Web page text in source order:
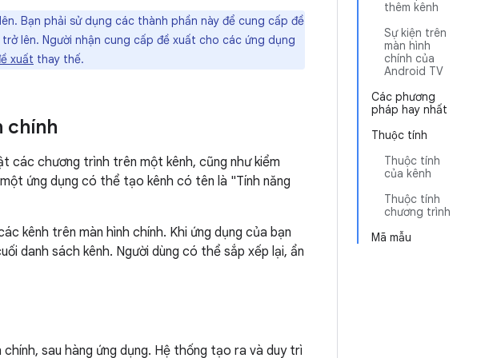
thêm kênh
Sự kiện trên
màn hình
chính của
Android TV
Các phương
pháp hay nhất
Thuộc tính
Thuộc tính
của kênh
Thuộc tính
chương trình
Mã mẫu
Bạn phải sử dụng các thành phần này để cung cấp đề
lên. Người nhận cung cấp đề xuất cho các ứng dụng
xuất thay thế.
chính
các chương trình trên một kênh, cũng như kiểm
ứng dụng có thể tạo kênh có tên là "Tính năng
kênh trên màn hình chính. Khi ứng dụng của bạn
danh sách kênh. Người dùng có thể sắp xếp lại, ẩn
sau hàng ứng dụng. Hệ thống tạo ra và duy trì